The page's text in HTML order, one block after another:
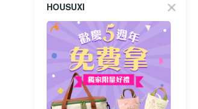
HOUSUXI